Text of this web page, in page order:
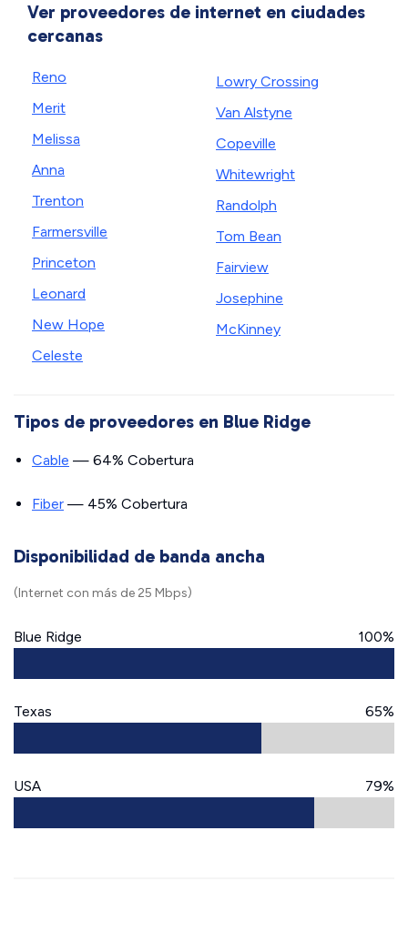
Ver proveedores de internet en ciudades
cercanas
Reno
Merit
Melissa
Anna
Trenton
Farmersville
Princeton
Leonard
New Hope
Celeste
Lowry Crossing
Van Alstyne
Copeville
Whitewright
Randolph
Tom Bean
Fairview
Josephine
McKinney
Tipos de proveedores en Blue Ridge
Cable — 64% Cobertura
Fiber — 45% Cobertura
Disponibilidad de banda ancha
(Internet con más de 25 Mbps)
Blue Ridge 100%
Texas 65%
USA 79%